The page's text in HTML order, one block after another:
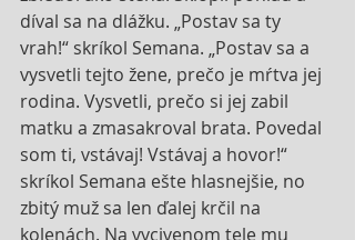
díval sa na dlážku. „Postav sa ty
vrah!“ skríkol Semana. „Postav sa a
vysvetli tejto žene, prečo je mŕtva jej
rodina. Vysvetli, prečo si jej zabil
matku a zmasakroval brata. Povedal
som ti, vstávaj! Vstávaj a hovor!“
skríkol Semana ešte hlasnejšie, no
zbitý muž sa len ďalej krčil na
kolenách. Na vycivenom tele mu